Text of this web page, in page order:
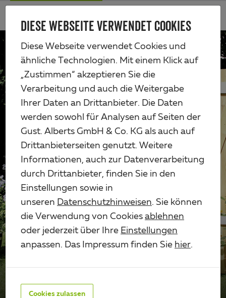
DIESE WEBSEITE VERWENDET COOKIES
Diese Webseite verwendet Cookies und
ähnliche Technologien. Mit einem Klick auf
„Zustimmen“ akzeptieren Sie die
Verarbeitung und auch die Weitergabe
Ihrer Daten an Drittanbieter. Die Daten
werden sowohl für Analysen auf Seiten der
Gust. Alberts GmbH & Co. KG als auch auf
Drittanbieterseiten genutzt. Weitere
Informationen, auch zur Datenverarbeitung
durch Drittanbieter, finden Sie in den
Einstellungen sowie in
unseren Datenschutzhinweisen. Sie können
die Verwendung von Cookies ablehnen
oder jederzeit über Ihre Einstellungen
anpassen. Das Impressum finden Sie hier.
Cookies zulassen
Zum
InhaltAlberts
Workshop
LOUNGE-BOX FÜR GARTEN
ODER TERRASSE